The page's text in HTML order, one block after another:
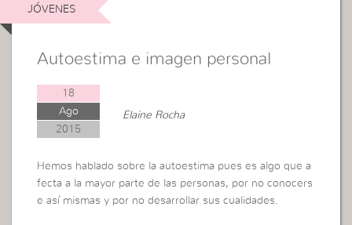
JÓVENES
Autoestima e imagen personal
18
Ago
2015
Elaine Rocha
Hemos hablado sobre la autoestima pues es algo que a
fecta a la mayor parte de las personas, por no conocers
e así mismas y por no desarrollar sus cualidades.